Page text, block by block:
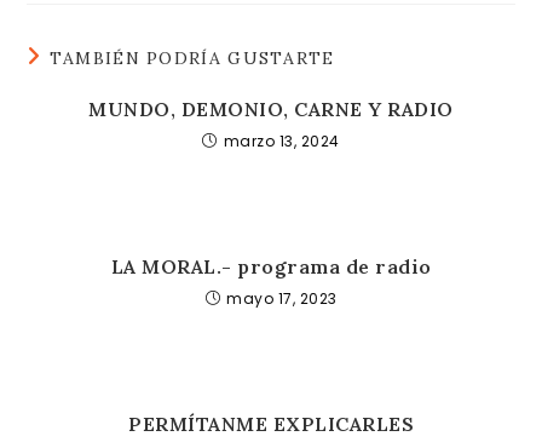
TAMBIÉN PODRÍA GUSTARTE
MUNDO, DEMONIO, CARNE Y RADIO
marzo 13, 2024
LA MORAL.- programa de radio
mayo 17, 2023
PERMÍTANME EXPLICARLES